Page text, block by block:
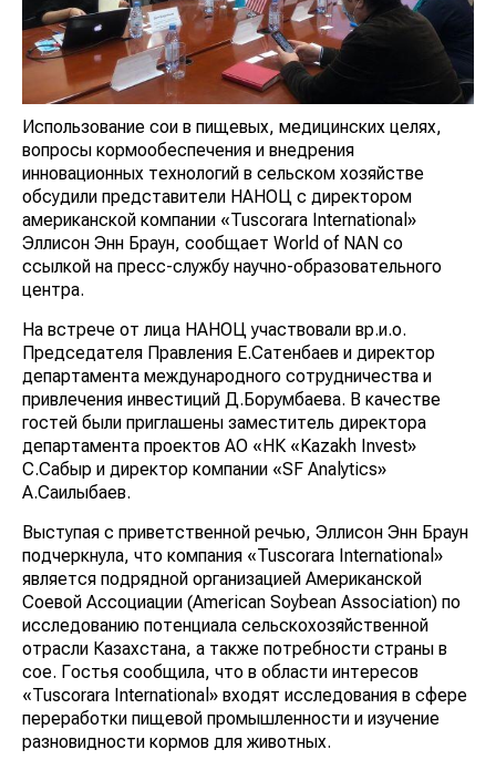
Использование сои в пищевых, медицинских целях,
вопросы кормообеспечения и внедрения
инновационных технологий в сельском хозяйстве
обсудили представители НАНОЦ с директором
американской компании «Tuscorara International»
Эллисон Энн Браун, сообщает World of NAN со
ссылкой на пресс-службу научно-образовательного
центра.
На встрече от лица НАНОЦ участвовали вр.и.о.
Председателя Правления Е.Сатенбаев и директор
департамента международного сотрудничества и
привлечения инвестиций Д.Борумбаева. В качестве
гостей были приглашены заместитель директора
департамента проектов АО «НК «Kazakh Invest»
С.Сабыр и директор компании «SF Analytics»
А.Саилыбаев.
Выступая с приветственной речью, Эллисон Энн Браун
подчеркнула, что компания «Tuscorara International»
является подрядной организацией Американской
Соевой Ассоциации (American Soybean Association) по
исследованию потенциала сельскохозяйственной
отрасли Казахстана, а также потребности страны в
сое. Гостья сообщила, что в области интересов
«Tuscorara International» входят исследования в сфере
переработки пищевой промышленности и изучение
разновидности кормов для животных.